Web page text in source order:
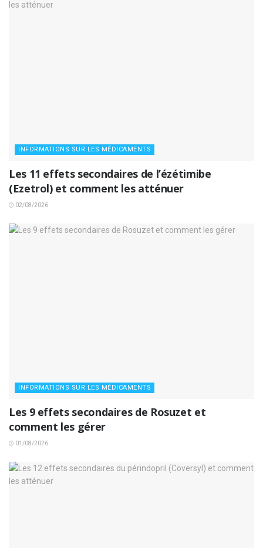
INFORMATIONS SUR LES MÉDICAMENTS
Les 11 effets secondaires de l’ézétimibe
(Ezetrol) et comment les atténuer
02/08/2026
INFORMATIONS SUR LES MÉDICAMENTS
Les 9 effets secondaires de Rosuzet et
comment les gérer
01/08/2026